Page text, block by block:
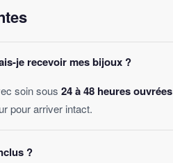
je recevoir mes bijoux ?
soin sous 24 à 48 heures ouvrées
pour arriver intact.
?